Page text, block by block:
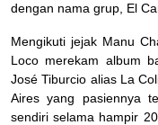
dengan nama grup, El
Mengikuti jejak Manu
Loco merekam album
José Tiburcio alias La
Aires yang pasiennya
sendiri selama hampir